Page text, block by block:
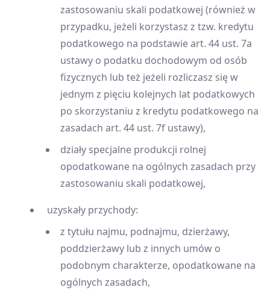
zastosowaniu skali podatkowej (również w
przypadku, jeżeli korzystasz z tzw. kredytu
podatkowego na podstawie art. 44 ust. 7a
ustawy o podatku dochodowym od osób
fizycznych lub też jeżeli rozliczasz się w
jednym z pięciu kolejnych lat podatkowych
po skorzystaniu z kredytu podatkowego na
zasadach art. 44 ust. 7f ustawy),
działy specjalne produkcji rolnej
opodatkowane na ogólnych zasadach przy
zastosowaniu skali podatkowej,
uzyskały przychody:
z tytułu najmu, podnajmu, dzierżawy,
poddzierżawy lub z innych umów o
podobnym charakterze, opodatkowane na
ogólnych zasadach,